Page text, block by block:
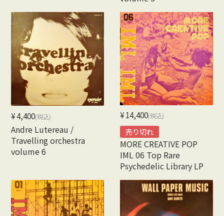
Rock/Beat
Japan
Others
CONTACT
¥4,400(税込)
Andre Lutereau /
Travelling orchestra
volume 6
¥14,400(税込)
売り切れ
MORE CREATIVE POP
IML 06 Top Rare
Psychedelic Library LP